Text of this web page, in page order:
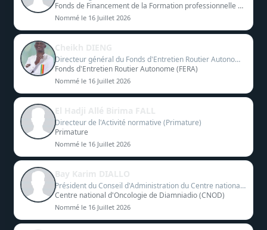
Formation professionnelle et technique (3FPT)
Fonds de Financement de la Formation professionnelle et
technique (3FPT)
Nommé le 16 Juillet 2026
Cheikh DIENG
Directeur général du Fonds d'Entretien Routier Autonome
(FERA)
Fonds d'Entretien Routier Autonome (FERA)
Nommé le 16 Juillet 2026
El Hadji Allé Birima FALL
Directeur de l'Activité normative (Primature)
Primature
Nommé le 16 Juillet 2026
Bay Karim DIALLO
Président du Conseil d'Administration du Centre national
d'Oncologie de Diamniadio (CNOD)
Centre national d'Oncologie de Diamniadio (CNOD)
Nommé le 16 Juillet 2026